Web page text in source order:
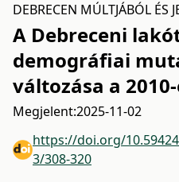
DEBRECEN MÚLTJÁBÓL ÉS
A Debreceni
demográfiai
változása a
Megjelent:2025-11-02
https://doi.org/
3/308-320